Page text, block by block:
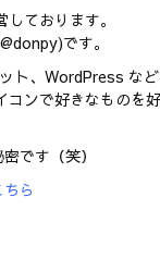
ております。
です。
ト、WordPress な
コンで好きなものを
です（笑）
ちら